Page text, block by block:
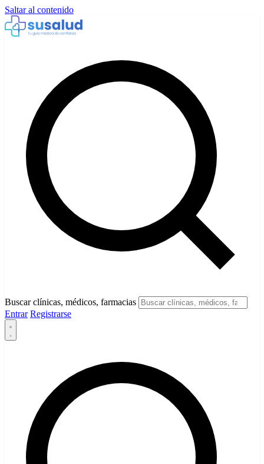
Saltar al contenido
Buscar clínicas, médicos, farmacias
Entrar Registrarse